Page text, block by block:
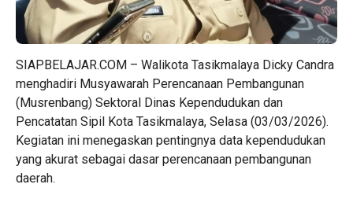
SIAPBELAJAR.COM – Walikota Tasikmalaya Dicky Candra
menghadiri Musyawarah Perencanaan Pembangunan
(Musrenbang) Sektoral Dinas Kependudukan dan
Pencatatan Sipil Kota Tasikmalaya, Selasa (03/03/2026).
Kegiatan ini menegaskan pentingnya data kependudukan
yang akurat sebagai dasar perencanaan pembangunan
daerah.